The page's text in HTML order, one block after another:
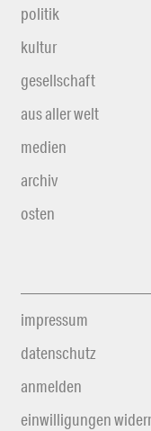
politik
kultur
gesellschaft
aus aller welt
medien
archiv
osten
impressum
datenschutz
anmelden
einwilligungen